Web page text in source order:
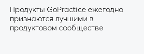
Продукты GoPractice ежегодно
признаются лучшими в
продуктовом сообществе